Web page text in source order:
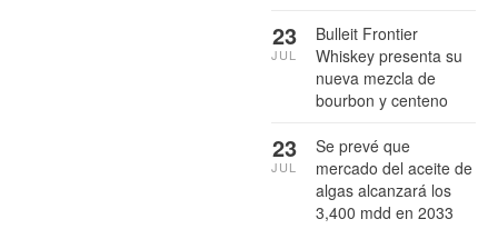
Bulleit Frontier
Whiskey presenta su
nueva mezcla de
bourbon y centeno
23
JUL
Se prevé que
mercado del aceite de
algas alcanzará los
3,400 mdd en 2033
23
JUL